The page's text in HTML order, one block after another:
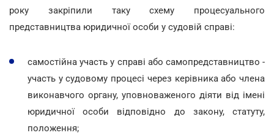
року закріпили таку схему процесуального
представництва юридичної особи у судовій справі:
самостійна участь у справі або самопредставництво -
участь у судовому процесі через керівника або члена
виконавчого органу, уповноваженого діяти від імені
юридичної особи відповідно до закону, статуту,
положення;